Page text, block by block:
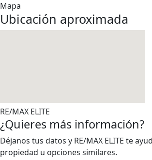
Mapa
Ubicación aproximada
RE/MAX ELITE
¿Quieres más información?
Déjanos tus datos y RE/MAX ELITE te
propiedad u opciones similares.